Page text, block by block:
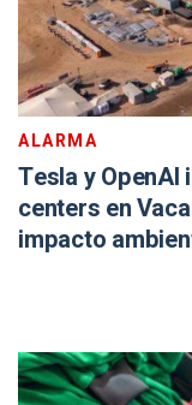
ALARMA
Tesla y OpenAI
centers en
impacto